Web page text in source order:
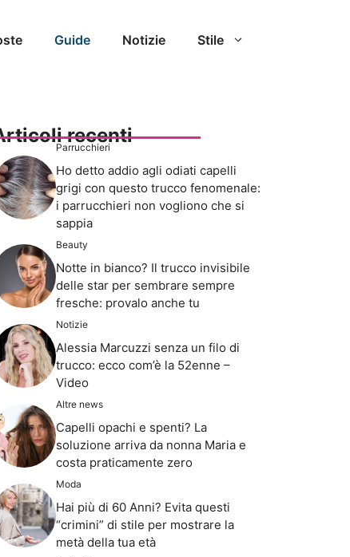
Guide Notizie Stile
recenti
Parrucchieri
Ho detto addio agli odiati capelli
grigi con questo trucco fenomenale:
i parrucchieri non vogliono che si
sappia
Beauty
Notte in bianco? Il trucco invisibile
delle star per sembrare sempre
fresche: provalo anche tu
Notizie
Alessia Marcuzzi senza un filo di
trucco: ecco com’è la 52enne –
Video
Altre news
Capelli opachi e spenti? La
soluzione arriva da nonna Maria e
costa praticamente zero
Moda
Hai più di 60 Anni? Evita questi
“crimini” di stile per mostrare la
metà della tua età